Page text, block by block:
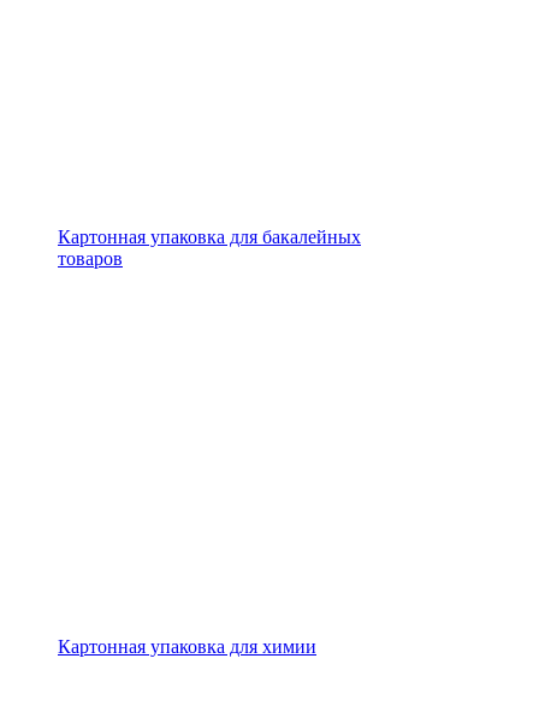
Картонная упаковка для бакалейных
товаров
Картонная упаковка для химии